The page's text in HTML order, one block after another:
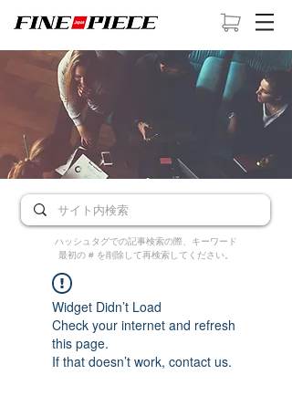
ハッシュタグでの記事検索の際、キーワード
最初の # を削除して再検索してください。
Widget Didn’t Load
Check your internet and refresh
this page.
If that doesn’t work, contact us.